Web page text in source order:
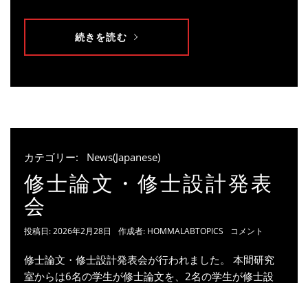
続きを読む
カテゴリー: News(Japanese)
修士論文・修士設計発表
会
投稿日:2026年2月28日 作成者: HOMMALABTOPICS コメント
修士論文・修士設計発表会が行われました。 本間研究
室からは6名の学生が修士論文を、2名の学生が修士設